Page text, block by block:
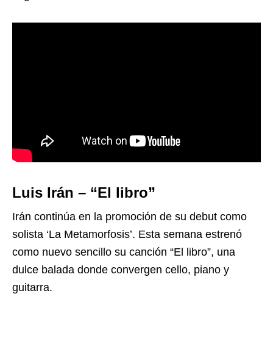
Luis Irán – “El libro”
Irán continúa en la promoción de su debut como
solista ‘La Metamorfosis’. Esta semana estrenó
como nuevo sencillo su canción “El libro”, una
dulce balada donde convergen cello, piano y
guitarra.